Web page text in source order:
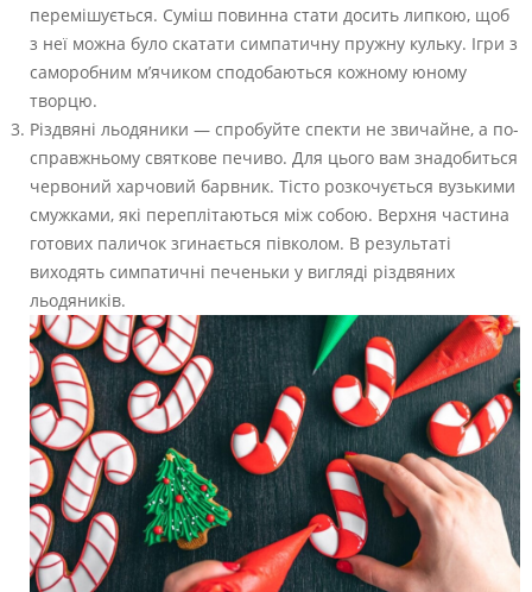
перемішується. Суміш повинна стати досить липкою, щоб
з неї можна було скатати симпатичну пружну кульку. Ігри з
саморобним м’ячиком сподобаються кожному юному
творцю.
Різдвяні льодяники — спробуйте спекти не звичайне, а по-
справжньому святкове печиво. Для цього вам знадобиться
червоний харчовий барвник. Тісто розкочується вузькими
смужками, які переплітаються між собою. Верхня частина
готових паличок згинається півколом. В результаті
виходять симпатичні печеньки у вигляді різдвяних
льодяників.